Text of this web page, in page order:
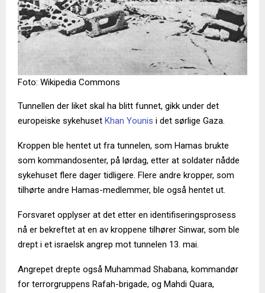
Foto: Wikipedia Commons
Tunnellen der liket skal ha blitt funnet, gikk under det
europeiske sykehuset Khan Younis i det sørlige Gaza.
Kroppen ble hentet ut fra tunnelen, som Hamas brukte
som kommandosenter, på lørdag, etter at soldater nådde
sykehuset flere dager tidligere. Flere andre kropper, som
tilhørte andre Hamas-medlemmer, ble også hentet ut.
Forsvaret opplyser at det etter en identifiseringsprosess
nå er bekreftet at en av kroppene tilhører Sinwar, som ble
drept i et israelsk angrep mot tunnelen 13. mai.
Angrepet drepte også Muhammad Shabana, kommandør
for terrorgruppens Rafah-brigade, og Mahdi Quara,